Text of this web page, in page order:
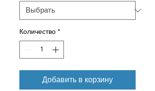
Количество *
Добавить в корзину